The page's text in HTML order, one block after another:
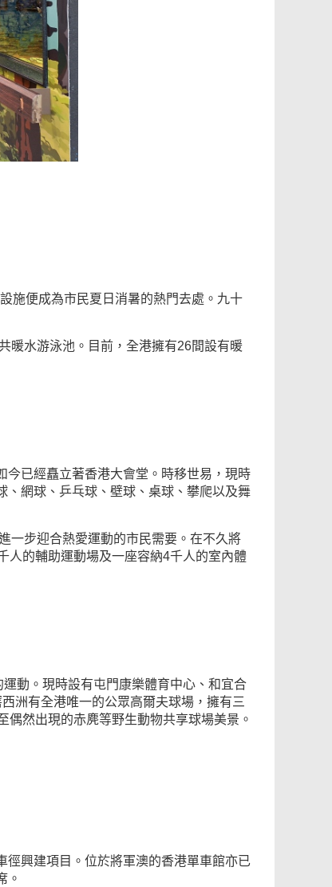
施便成為市民夏日消暑的熱門去處。九十
暖水游泳池。目前，全港擁有26間設有暖
已經矗立著香港大會堂。時移世易，現時
網球、乒乓球、壁球、桌球、攀爬以及舞
一步迎合熱愛運動的市民需要。在不久將
人的輔助運動場及一座容納4千人的室內體
動。現時設有屯門康樂體育中心、和宜合
洲有全港唯一的公眾高爾夫球場，擁有三
然出現的赤麂等野生動物共享球場美景。
興建項目。位於將軍澳的香港單車館亦已
。